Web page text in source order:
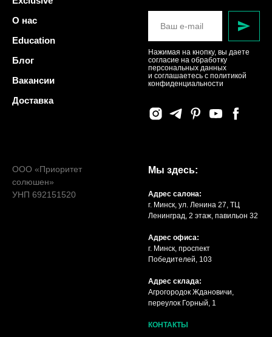
О нас
Education
Блог
Вакансии
Доставка
Нажимая на кнопку, вы даете
согласие на обработку
персональных данных
и соглашаетесь c политикой
конфиденциальности
ООО «Приоритет
солюшен»
УНП 692151520
Мы здесь:
Адрес салона:
г. Минск, ул. Ленина 27, ТЦ
Ленинград, 2 этаж, павильон 32
Адрес офиса:
г. Минск, проспект
Победителей, 103
Адрес склада:
Агрогородок Ждановичи,
переулок Горный, 1
КОНТАКТЫ